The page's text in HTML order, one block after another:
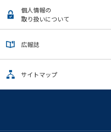
個人情報の
取り扱いについて
広報誌
サイトマップ